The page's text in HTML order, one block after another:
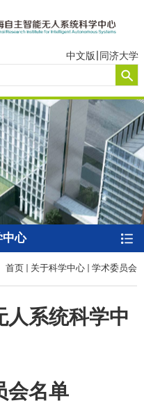
中文版 同济大学
中心
首页 关于科学中心 学术委员会
人系统科学中
会名单